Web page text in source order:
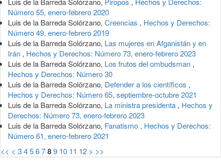
Número 55, enero-febrero 2020
Luis de la Barreda Solórzano, Creencias , Hechos y Derechos:
Número 49, enero-febrero 2019
Luis de la Barreda Solórzano, Las mujeres en Afganistán y en
Irán , Hechos y Derechos: Número 73, enero-febrero 2023
Luis de la Barreda Solórzano, Los frutos del ombudsman ,
Hechos y Derechos: Número 30
Luis de la Barreda Solórzano, Defender a los científicos ,
Hechos y Derechos: Número 65, septiembre-octubre 2021
Luis de la Barreda Solórzano, La ministra presidenta , Hechos y
Derechos: Número 73, enero-febrero 2023
Luis de la Barreda Solórzano, Fanatismo , Hechos y Derechos:
Número 61, enero-febrero 2021
<< < 3456789 10 11 12 > >>